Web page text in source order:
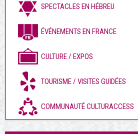
SPECTACLES EN HÉBREU
ÉVÉNEMENTS EN FRANCE
CULTURE / EXPOS
TOURISME / VISITES GUIDÉES
COMMUNAUTÉ CULTURACCESS